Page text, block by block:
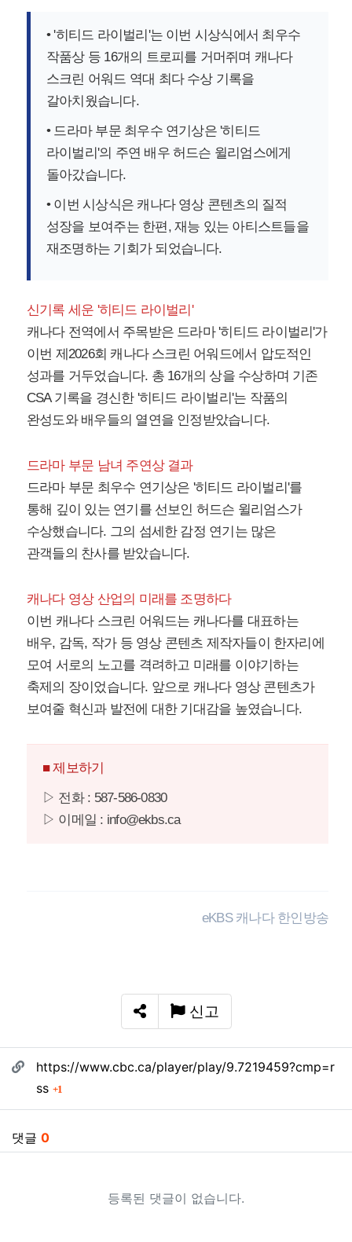
• '히티드 라이벌리'는 이번 시상식에서 최우수
작품상 등 16개의 트로피를 거머쥐며 캐나다
스크린 어워드 역대 최다 수상 기록을
갈아치웠습니다.
• 드라마 부문 최우수 연기상은 '히티드
라이벌리'의 주연 배우 허드슨 윌리엄스에게
돌아갔습니다.
• 이번 시상식은 캐나다 영상 콘텐츠의 질적
성장을 보여주는 한편, 재능 있는 아티스트들을
재조명하는 기회가 되었습니다.
신기록 세운 '히티드 라이벌리'
캐나다 전역에서 주목받은 드라마 '히티드 라이벌리'가
이번 제2026회 캐나다 스크린 어워드에서 압도적인
성과를 거두었습니다. 총 16개의 상을 수상하며 기존
CSA 기록을 경신한 '히티드 라이벌리'는 작품의
완성도와 배우들의 열연을 인정받았습니다.
드라마 부문 남녀 주연상 결과
드라마 부문 최우수 연기상은 '히티드 라이벌리'를
통해 깊이 있는 연기를 선보인 허드슨 윌리엄스가
수상했습니다. 그의 섬세한 감정 연기는 많은
관객들의 찬사를 받았습니다.
캐나다 영상 산업의 미래를 조명하다
이번 캐나다 스크린 어워드는 캐나다를 대표하는
배우, 감독, 작가 등 영상 콘텐츠 제작자들이 한자리에
모여 서로의 노고를 격려하고 미래를 이야기하는
축제의 장이었습니다. 앞으로 캐나다 영상 콘텐츠가
보여줄 혁신과 발전에 대한 기대감을 높였습니다.
■ 제보하기
▷ 전화 : 587-586-0830
▷ 이메일 : info@ekbs.ca
eKBS 캐나다 한인방송
SNS 공유
신고
관련자료
https://www.cbc.ca/player/play/9.7219459?cmp=r
ss
1
댓글 0
등록된 댓글이 없습니다.